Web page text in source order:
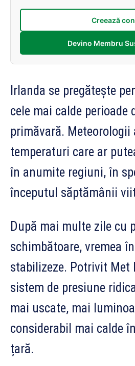
Creează
Devino Membru
Irlanda se pregătește
cele mai calde perioade
primăvară. Meteorologii
temperaturi care ar
în anumite regiuni, în
începutul săptămânii
După mai multe zile cu
schimbătoare, vremea
stabilizeze. Potrivit Met
sistem de presiune
mai uscate, mai
considerabil mai calde
țară.